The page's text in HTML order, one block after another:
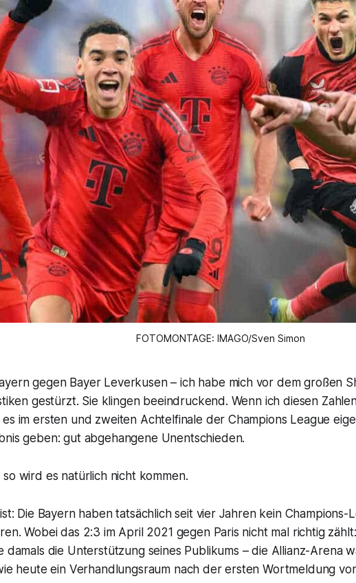
FOTOMONTAGE: IMAGO/Sven Simon
gegen Bayer Leverkusen – ich habe mich vor dem großen
gestürzt. Sie klingen beeindruckend. Wenn ich diesen
es im ersten und zweiten Achtelfinale der Champions League
geben: gut abgehangene Unentschieden.
wird es natürlich nicht kommen.
Die Bayern haben tatsächlich seit vier Jahren kein Champions-
Wobei das 2:3 im April 2021 gegen Paris nicht mal richtig
damals die Unterstützung seines Publikums – die Allianz-Arena
heute ein Verhandlungsraum nach der ersten Wortmeldung